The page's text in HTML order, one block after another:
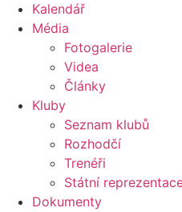
Kalendář
Média
Fotogalerie
Videa
Články
Kluby
Seznam klubů
Rozhodčí
Trenéři
Státní
Dokumenty